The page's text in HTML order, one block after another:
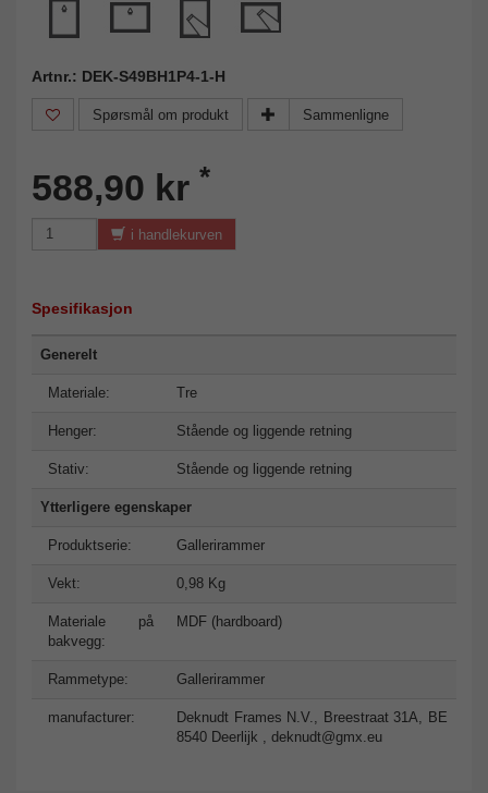
Artnr.: DEK-S49BH1P4-1-H
Spørsmål om produkt Sammenligne
588,90 kr *
i handlekurven
Spesifikasjon
Generelt
Materiale: Tre
Henger: Stående og liggende retning
Stativ: Stående og liggende retning
Ytterligere egenskaper
Produktserie: Gallerirammer
Vekt: 0,98 Kg
Materiale på
bakvegg:
MDF (hardboard)
Rammetype: Gallerirammer
manufacturer:
Deknudt Frames N.V., Breestraat 31A, BE
8540 Deerlijk , deknudt@gmx.eu